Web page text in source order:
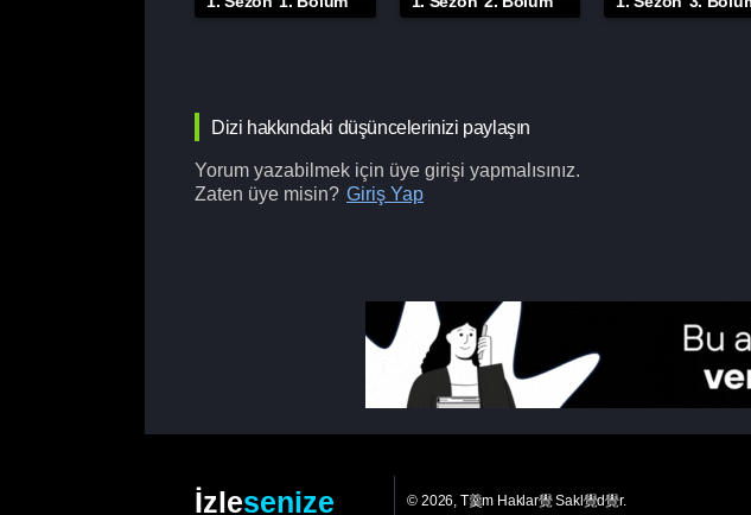
Dizi hakkındaki düşüncelerinizi paylaşın
Yorum yazabilmek için üye girişi yapmalısınız.
Zaten üye misin? Giriş Yap
İzlesenize © 2026, T羹m Haklar覺 Sakl覺d覺r.